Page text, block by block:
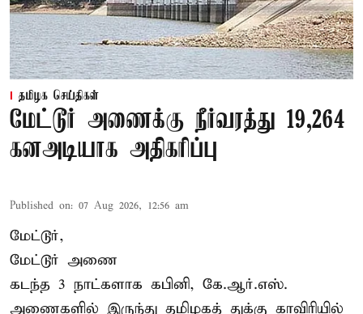
தமிழக செய்திகள்
மேட்டூர் அணைக்கு நீர்வரத்து 19,264
கனஅடியாக அதிகரிப்பு
Published on: 07 Aug 2026, 12:56 am
மேட்டூர்,
மேட்டூர் அணை
கடந்த 3 நாட்களாக கபினி, கே.ஆர்.எஸ்.
அணைகளில் இருந்து தமிழகத் துக்கு காவிரியில்